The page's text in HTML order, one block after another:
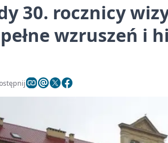
30. rocznicy
wzruszeń i